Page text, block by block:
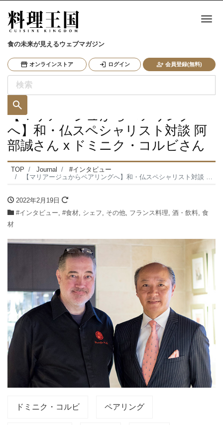
食の未来が見えるウェブマガジン
オンラインストア ログイン 会員登録(無料)
ナ
【マリアージュからペアリング
へ】和・仏スペシャリスト対談 阿
部誠さん x ドミニク・コルビさん
TOP Journal
#インタビュー
【マリアージュからペアリングへ】和・仏スペシャリスト対談 阿部誠さん x ドミニク・コルビさん
2022年2月19日
#インタビュー, #食材, シェフ, その他, フランス料理, 酒・飲料, 食
材
ドミニク・コルビ ペアリング